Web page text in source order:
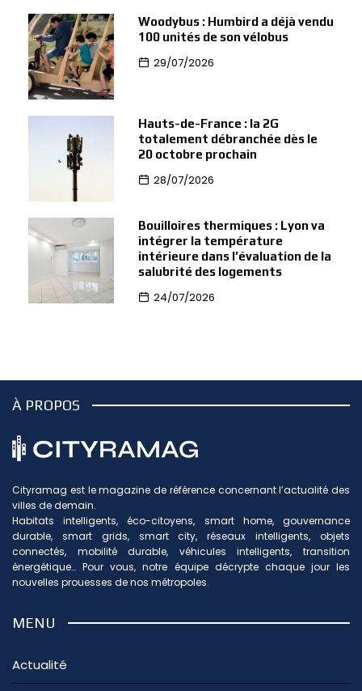
Woodybus : Humbird a déjà vendu
100 unités de son vélobus
29/07/2026
Hauts-de-France : la 2G
totalement débranchée dès le
20 octobre prochain
28/07/2026
Bouilloires thermiques : Lyon va
intégrer la température
intérieure dans l’évaluation de la
salubrité des logements
24/07/2026
À PROPOS
Cityramag est le magazine de référence concernant l’actualité des
villes de demain.
Habitats intelligents, éco-citoyens, smart home, gouvernance
durable, smart grids, smart city, réseaux intelligents, objets
connectés, mobilité durable, véhicules intelligents, transition
énergétique… Pour vous, notre équipe décrypte chaque jour les
nouvelles prouesses de nos métropoles.
MENU
Actualité